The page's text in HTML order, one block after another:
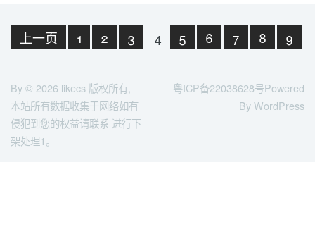
上一页 1 2 3 4 5 6 7 8
9
By © 2026 likecs 版权所有,
本站所有数据收集于网络如有
侵犯到您的权益请联系 进行下
架处理1。
粤ICP备22038628号Powered
By WordPress